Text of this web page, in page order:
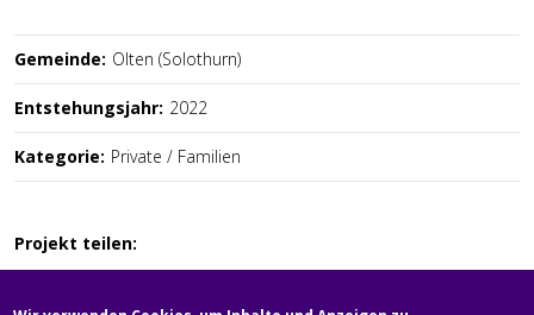
Gemeinde: Olten (Solothurn)
Entstehungsjahr: 2022
Kategorie: Private / Familien
Projekt teilen: